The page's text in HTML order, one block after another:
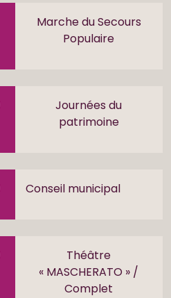
Marche du Secours
Populaire
Journées du
patrimoine
Conseil municipal
Théâtre
« MASCHERATO » /
Complet